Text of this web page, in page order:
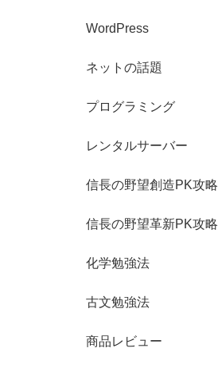
WordPress
ネットの話題
プログラミング
レンタルサーバー
信長の野望創造PK攻略
信長の野望革新PK攻略
化学勉強法
古文勉強法
商品レビュー